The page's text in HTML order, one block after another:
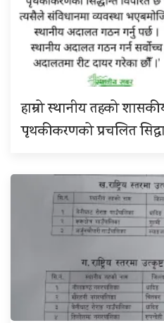
हाम्रो स्थानीय तहको
पृथकीकरणको प्रचलित